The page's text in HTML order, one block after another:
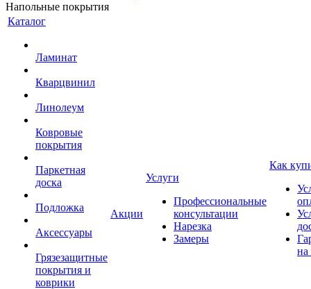
Напольные покрытия
Каталог
Ламинат
Кварцвинил
Линолеум
Ковровые
покрытия
Паркетная
доска
Подложка
Аксессуары
Грязезащитные
покрытия и
коврики
Акции
Услуги
Профессиональные
консультации
Нарезка
Замеры
Как
на